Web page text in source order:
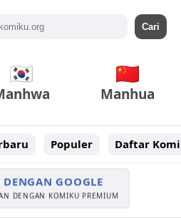
Manhua
Populer Daftar
DENGAN GOOGLE
DENGAN KOMIKU PREMIUM